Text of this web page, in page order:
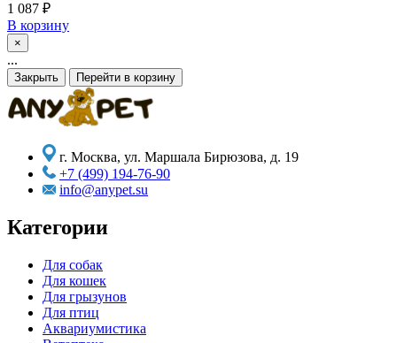
1 087 ₽
В корзину
×
...
Закрыть Перейти в корзину
г. Москва, ул. Маршала Бирюзова, д. 19
+7 (499) 194-76-90
info@anypet.su
Категории
Для собак
Для кошек
Для грызунов
Для птиц
Аквариумистика